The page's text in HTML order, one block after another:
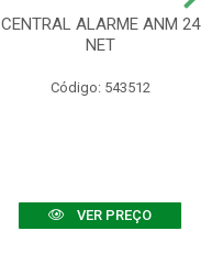
CENTRAL ALARME ANM 24
NET
Código: 543512
VER PREÇO